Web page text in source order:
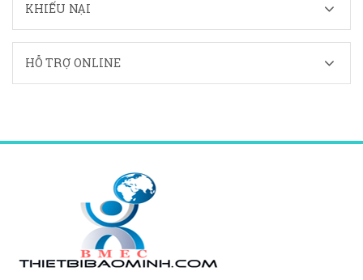
KHIẾU NẠI
HỖ TRỢ ONLINE